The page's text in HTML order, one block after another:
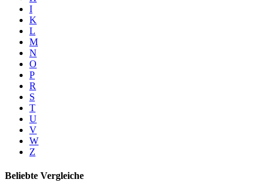
I
K
L
M
N
O
P
R
S
T
U
V
W
Z
Beliebte Vergleiche